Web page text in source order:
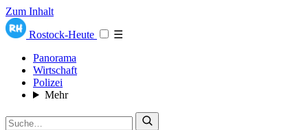
Zum Inhalt
Rostock-Heute
☰
Panorama
Wirtschaft
Polizei
Mehr